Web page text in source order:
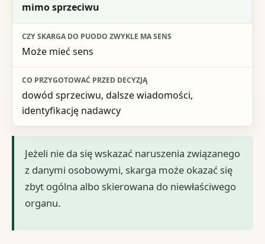
mimo sprzeciwu
Może mieć sens
dowód sprzeciwu, dalsze wiadomości,
identyfikację nadawcy
Jeżeli nie da się wskazać naruszenia związanego
z danymi osobowymi, skarga może okazać się
zbyt ogólna albo skierowana do niewłaściwego
organu.